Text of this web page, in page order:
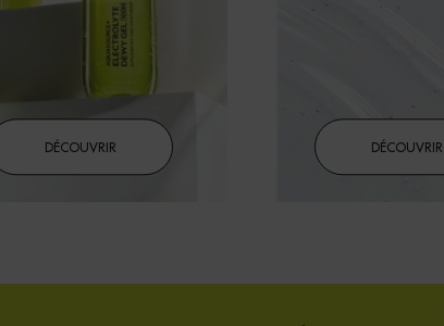
DÉCOUVRIR DÉCOUVRIR